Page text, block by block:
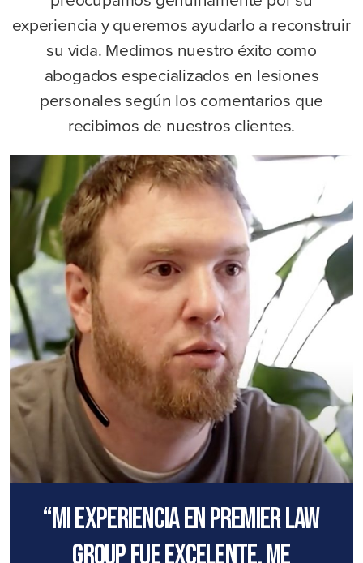
experiencia y queremos ayudarlo a reconstruir
su vida. Medimos nuestro éxito como
abogados especializados en lesiones
personales según los comentarios que
recibimos de nuestros clientes.
“Mi experiencia en Premier Law